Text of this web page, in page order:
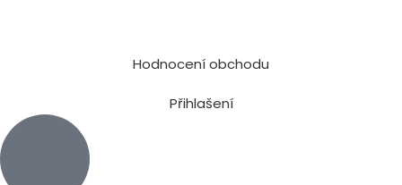
Hodnocení obchodu
Přihlašení